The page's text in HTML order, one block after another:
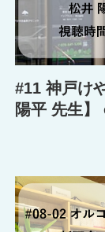
#11 神戸け
陽平 先生